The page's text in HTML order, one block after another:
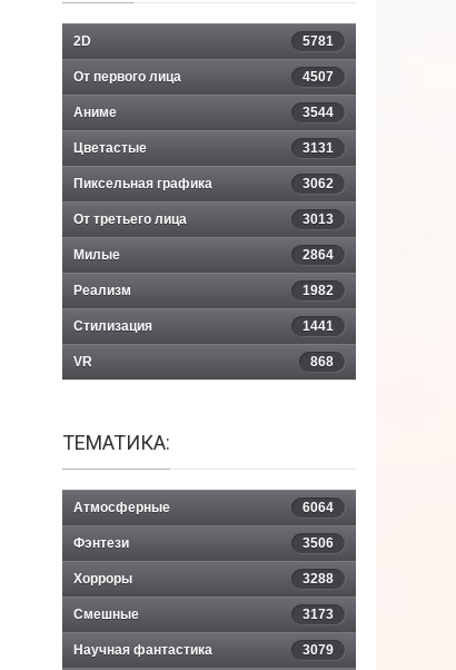
2D 5781
От первого лица 4507
Аниме 3544
Цветастые 3131
Пиксельная графика 3062
От третьего лица 3013
Милые 2864
Реализм 1982
Стилизация 1441
VR 868
ТЕМАТИКА:
Атмосферные 6064
Фэнтези 3506
Хорроры 3288
Смешные 3173
Научная фантастика 3079